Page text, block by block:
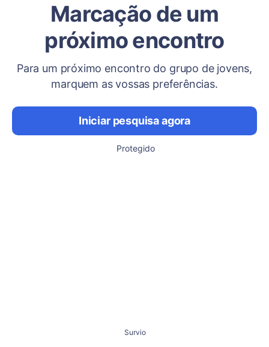
Marcação de um
próximo encontro
Para um próximo encontro do grupo de jovens,
marquem as vossas preferências.
Iniciar pesquisa agora
Protegido
Survio